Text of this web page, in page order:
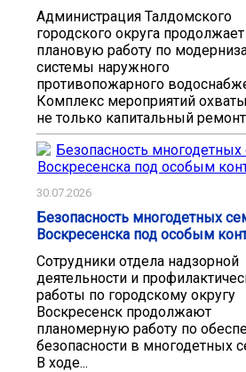
Администрация Талдомского
городского округа продолжает
плановую работу по
системы наружного
противопожарного
Комплекс мероприятий
не только капитальный
30.07.2026
Безопасность многодетных
Воскресенска под особым
Сотрудники отдела надзорной
деятельности и
работы по городскому округу
Воскресенск продолжают
планомерную работу по
безопасности в многодетных
В ходе...